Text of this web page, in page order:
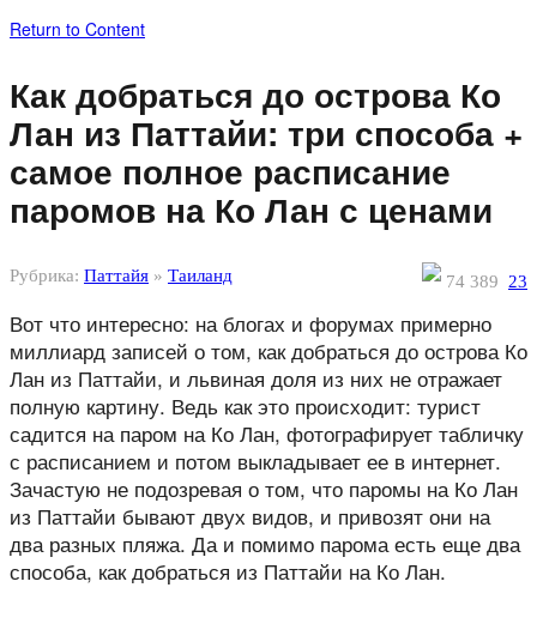
Return to Content
Как добраться до острова Ко
Лан из Паттайи: три способа +
самое полное расписание
паромов на Ко Лан с ценами
Рубрика: Паттайя » Таиланд 74 389 23
Вот что интересно: на блогах и форумах примерно
миллиард записей о том, как добраться до острова Ко
Лан из Паттайи, и львиная доля из них не отражает
полную картину. Ведь как это происходит: турист
садится на паром на Ко Лан, фотографирует табличку
с расписанием и потом выкладывает ее в интернет.
Зачастую не подозревая о том, что паромы на Ко Лан
из Паттайи бывают двух видов, и привозят они на
два разных пляжа. Да и помимо парома есть еще два
способа, как добраться из Паттайи на Ко Лан.